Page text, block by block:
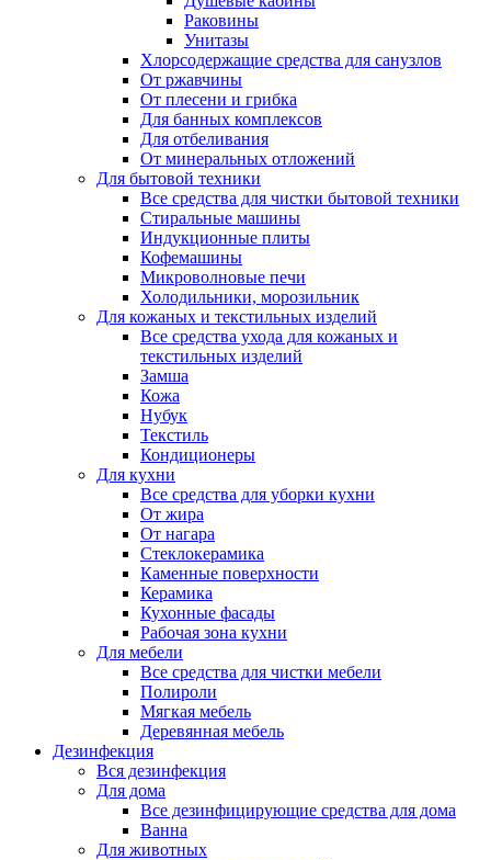
Раковины
Унитазы
Хлорсодержащие средства для санузлов
От ржавчины
От плесени и грибка
Для банных комплексов
Для отбеливания
От минеральных отложений
Для бытовой техники
Все средства для чистки бытовой техники
Стиральные машины
Индукционные плиты
Кофемашины
Микроволновые печи
Холодильники, морозильник
Для кожаных и текстильных изделий
Все средства ухода для кожаных и
текстильных изделий
Замша
Кожа
Нубук
Текстиль
Кондиционеры
Для кухни
Все средства для уборки кухни
От жира
От нагара
Стеклокерамика
Каменные поверхности
Керамика
Кухонные фасады
Рабочая зона кухни
Для мебели
Все средства для чистки мебели
Полироли
Мягкая мебель
Деревянная мебель
Дезинфекция
Вся дезинфекция
Для дома
Все дезинфицирующие средства для дома
Ванна
Для животных